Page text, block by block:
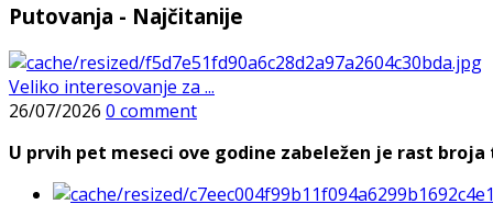
Putovanja - Najčitanije
Veliko interesovanje za ...
26/07/2026 0 comment
U prvih pet meseci ove godine zabeležen je rast